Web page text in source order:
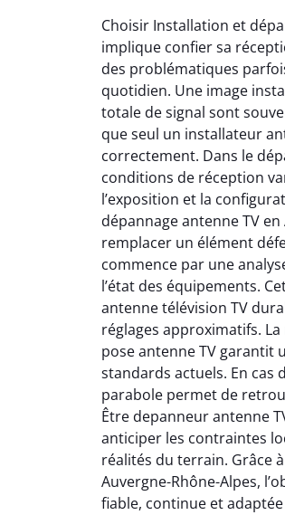
Choisir Installation et
implique confier sa
des problématiques
quotidien. Une image
totale de signal sont
que seul un installateur
correctement. Dans le
conditions de réception
l’exposition et la
dépannage antenne TV
remplacer un élément
commence par une
l’état des équipements.
antenne télévision TV
réglages approximatifs.
pose antenne TV garantit
standards actuels. En cas
parabole permet de
Être depanneur antenne
anticiper les contraintes
réalités du terrain. Grâce
Auvergne-Rhône-Alpes,
fiable, continue et